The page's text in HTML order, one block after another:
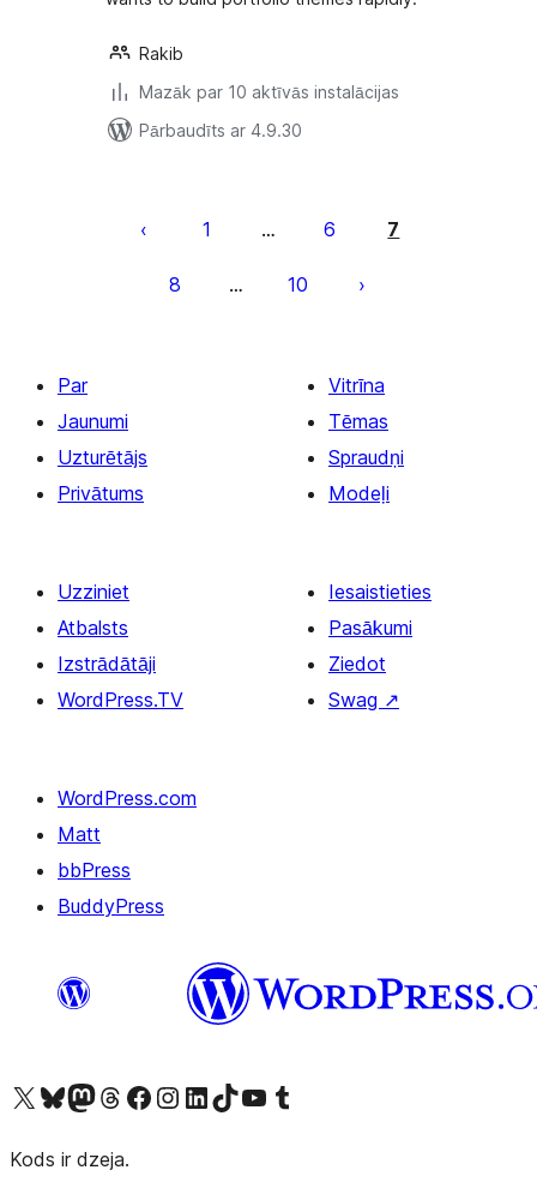
Rakib
Mazāk par 10 aktīvās instalācijas
Pārbaudīts ar 4.9.30
numerācija
lappusēm
1 … 6 7
8 … 10
Par
Jaunumi
Uzturētājs
Privātums
Vitrīna
Tēmas
Spraudņi
Modeļi
Uzziniet
Atbalsts
Izstrādātāji
WordPress.TV
Iesaistieties
Pasākumi
Ziedot
Swag ↗
WordPress.com
Matt
bbPress
BuddyPress
Apmeklējiet mūsu X (agrāk Twitter) kontu
Apmeklējiet mūsu Bluesky kontu
Apmeklējiet mūsu Mastodon kontu
Apmeklējiet mūsu Threads kontu
Apmeklējiet mūsu Facebook lapuApmeklējiet mūsu Instagram kontu
Apmeklējiet mūsu LinkedIn kontu
Apmeklējiet mūsu TikTok kontu
Apmeklējiet mūsu YouTube kanālu
Apmeklējiet mūsu Tumblr kontu
Kods ir dzeja.